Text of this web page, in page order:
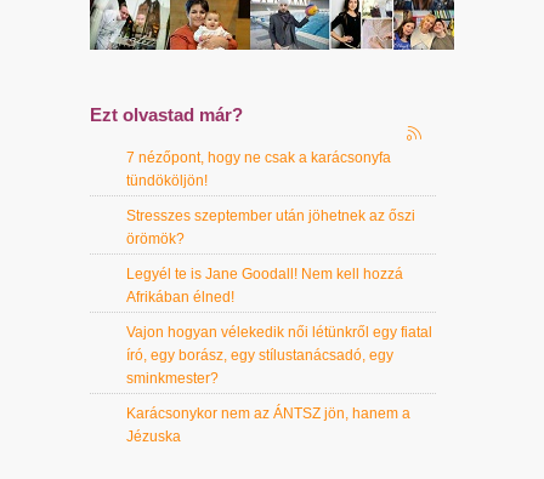
Ezt olvastad már?
7 nézőpont, hogy ne csak a karácsonyfa
tündököljön!
Stresszes szeptember után jöhetnek az őszi
örömök?
Legyél te is Jane Goodall! Nem kell hozzá
Afrikában élned!
Vajon hogyan vélekedik női létünkről egy fiatal
író, egy borász, egy stílustanácsadó, egy
sminkmester?
Karácsonykor nem az ÁNTSZ jön, hanem a
Jézuska